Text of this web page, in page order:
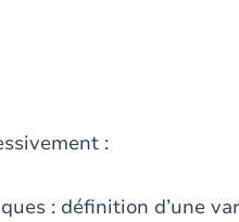
:
: définition d’une